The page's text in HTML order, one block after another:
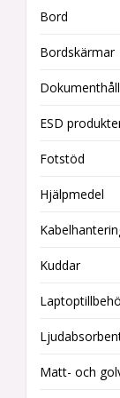
Bord
Bordskärmar
ESD
Fotstöd
Hjälpmedel
Kuddar
Matt- och